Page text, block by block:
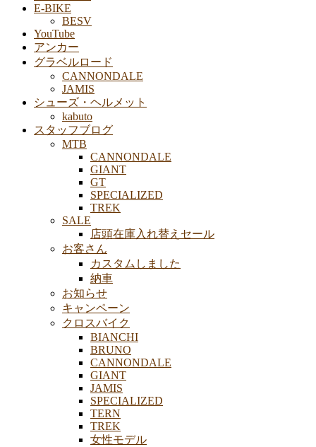
E-BIKE
BESV
YouTube
アンカー
グラベルロード
CANNONDALE
JAMIS
シューズ・ヘルメット
kabuto
スタッフブログ
MTB
CANNONDALE
GIANT
GT
SPECIALIZED
TREK
SALE
店頭在庫入れ替えセール
お客さん
カスタムしました
納車
お知らせ
キャンペーン
クロスバイク
BIANCHI
BRUNO
CANNONDALE
GIANT
JAMIS
SPECIALIZED
TERN
TREK
女性モデル